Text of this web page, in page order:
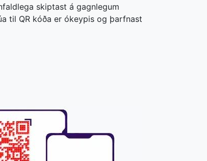
skiptast á gagnlegum
til QR kóða er ókeypis og þarfnast